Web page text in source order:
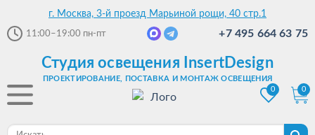
г. Москва, 3-й проезд Марьиной рощи, 40 стр.1
11:00–19:00 пн-пт +7 495 664 63 75
Студия освещения InsertDesign
ПРОЕКТИРОВАНИЕ, ПОСТАВКА И МОНТАЖ ОСВЕЩЕНИЯ
0
0